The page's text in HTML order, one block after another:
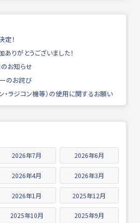
定！
ありがとうございました！
お知らせ
のお詫び
・ラジコン機等）の使用に関するお願い
2026年7月 2026年6月
2026年4月 2026年3月
2026年1月 2025年12月
2025年10月 2025年9月